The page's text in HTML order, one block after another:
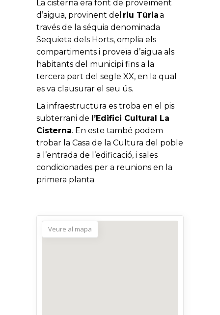
La cisterna era font de proveïment
d’aigua, provinent del riu Túriaa
través de la séquia denominada
Sequieta dels Horts, omplia els
compartiments i proveïa d’aigua als
habitants del municipi fins a la
tercera part del segle XX, en la qual
es va clausurar el seu ús.
La infraestructura es troba en el pis
subterrani de l’Edifici Cultural La
Cisterna. En este també podem
trobar la Casa de la Cultura del poble
a l’entrada de l’edificació, i sales
condicionades per a reunions en la
primera planta.
Veure al mapa